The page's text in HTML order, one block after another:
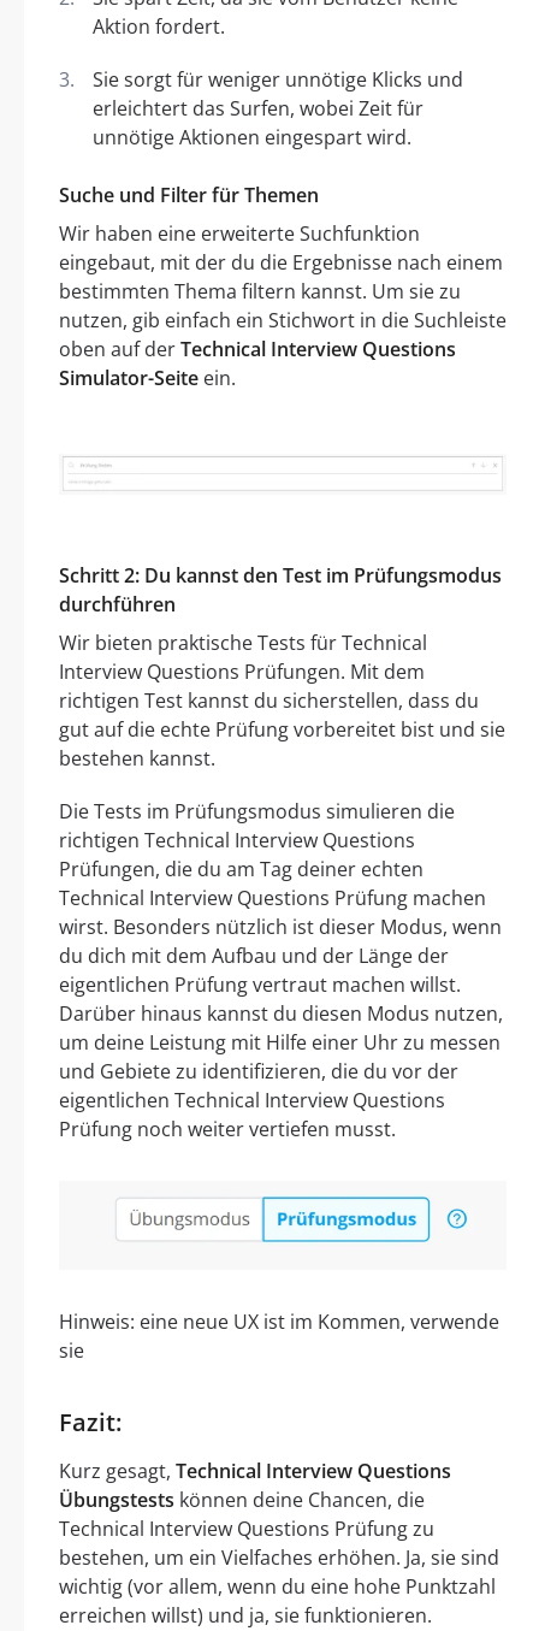
Aktion fordert.
Sie sorgt für weniger unnötige Klicks und
erleichtert das Surfen, wobei Zeit für
unnötige Aktionen eingespart wird.
Suche und Filter für Themen
Wir haben eine erweiterte Suchfunktion
eingebaut, mit der du die Ergebnisse nach einem
bestimmten Thema filtern kannst. Um sie zu
nutzen, gib einfach ein Stichwort in die Suchleiste
oben auf derTechnical Interview Questions
Simulator-Seite ein.
Schritt 2: Du kannst den Test im Prüfungsmodus
durchführen
Wir bieten praktische Tests für Technical
Interview Questions Prüfungen. Mit dem
richtigen Test kannst du sicherstellen, dass du
gut auf die echte Prüfung vorbereitet bist und sie
bestehen kannst.
Die Tests im Prüfungsmodus simulieren die
richtigen Technical Interview Questions
Prüfungen, die du am Tag deiner echten
Technical Interview Questions Prüfung machen
wirst. Besonders nützlich ist dieser Modus, wenn
du dich mit dem Aufbau und der Länge der
eigentlichen Prüfung vertraut machen willst.
Darüber hinaus kannst du diesen Modus nutzen,
um deine Leistung mit Hilfe einer Uhr zu messen
und Gebiete zu identifizieren, die du vor der
eigentlichen Technical Interview Questions
Prüfung noch weiter vertiefen musst.
Hinweis: eine neue UX ist im Kommen, verwende
sie
Fazit:
Kurz gesagt, Technical Interview Questions
Übungstests können deine Chancen, die
Technical Interview Questions Prüfung zu
bestehen, um ein Vielfaches erhöhen. Ja, sie sind
wichtig (vor allem, wenn du eine hohe Punktzahl
erreichen willst) und ja, sie funktionieren.